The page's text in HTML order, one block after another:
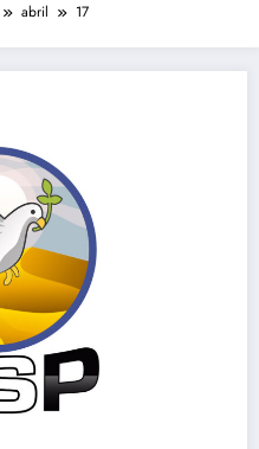
abril 17